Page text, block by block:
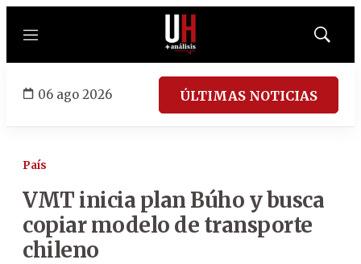
Menú
Mostrar
06 ago 2026 ÚLTIMAS NOTICIAS
País
VMT inicia plan Búho y busca
copiar modelo de transporte
chileno